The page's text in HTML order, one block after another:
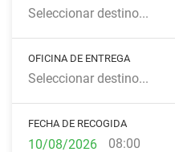
Seleccionar destino...
OFICINA DE ENTREGA
Seleccionar destino...
FECHA DE RECOGIDA
08:00